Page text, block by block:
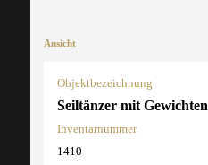
Ansicht
Objektbezeichnung
Seiltänzer mit Gewichten
Inventarnummer
1410